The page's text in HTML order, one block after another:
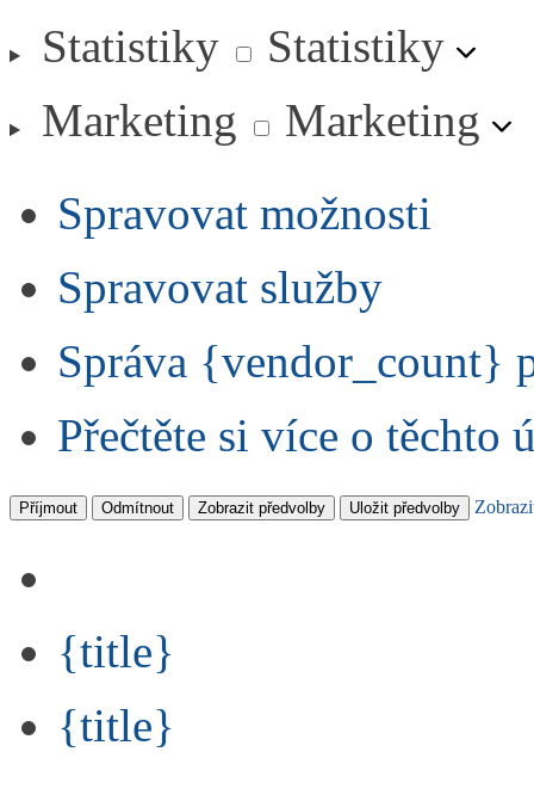
Statistiky
Statistiky
Marketing
Marketing
Spravovat možnosti
Spravovat služby
Správa {vendor_count}
Přečtěte si více o těchto
Příjmout Odmítnout Zobrazit předvolby Uložit předvolby
{title}
{title}